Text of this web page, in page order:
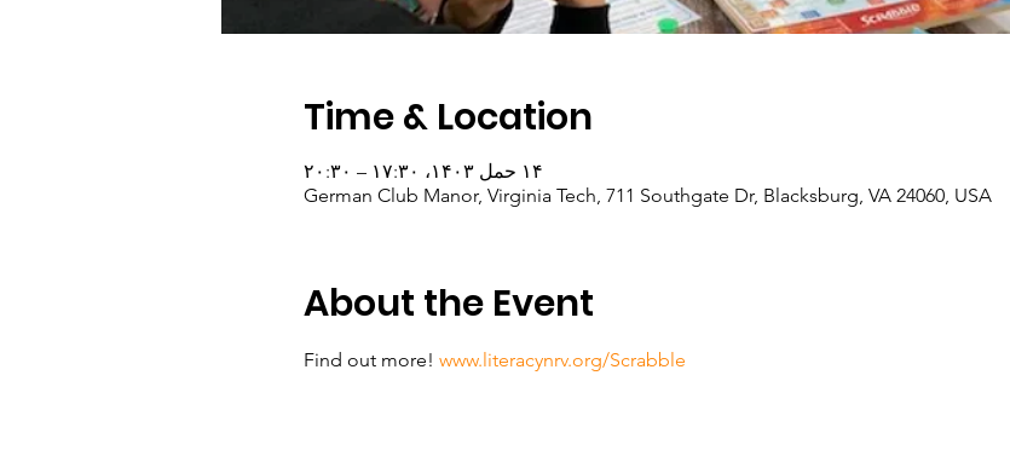
Time & Location
۱۴ حمل ۱۴۰۳، ۱۷:۳۰ – ۲۰:۳۰
German Club Manor, Virginia Tech, 711 Southgate Dr, Blacksburg, VA 24060, USA
About the Event
Find out more! www.literacynrv.org/Scrabble